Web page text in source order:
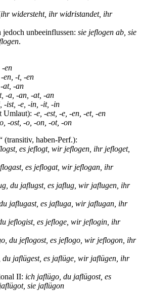
ihr widersteht, ihr widristandet, ihr
unbeeinflussen: sie jeflogen ab, sie
.
-en
en, -t, -en
at, -an
-a, -an, -at, -an
-ist, -e, -in, -it, -in
Umlaut): -e, -est, -e, -en, -et, -en
-ost, -o, -on, -ot, -on
(transitiv, haben-Perf.):
es jeflogt, wir jeflogen, ihr jefloget,
es jeflogat, wir jeflogan, ihr
du jaflugst, es jaflug, wir jaflugen, ihr
jaflugast, es jafluga, wir jaflugan, ihr
jeflogist, es jefloge, wir jeflogin, ihr
du jeflogost, es jeflogo, wir jeflogon, ihr
du jaflügest, es jaflüge, wir jaflügen, ihr
II: ich jaflügo, du jaflügost, es
sie jaflügon